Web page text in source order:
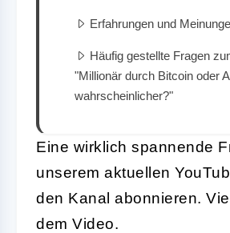
Erfahrungen und
Häufig gestellte Fragen
"Millionär durch Bitcoin oder
wahrscheinlicher?"
Eine wirklich spannende
unserem aktuellen
den Kanal abonnieren.
dem Video.